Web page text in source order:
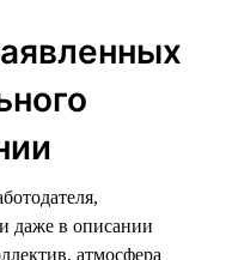
даже в описании
атмосфера